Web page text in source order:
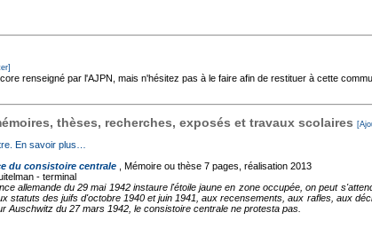
renseigné par l'AJPN, mais n'hésitez pas à le faire afin de restituer à cette
thèses, recherches, exposés et travaux scolaires
En savoir plus…
du consistoire centrale , Mémoire ou thèse 7 pages, réalisation 2013
- terminal
allemande du 29 mai 1942 instaure l'étoile jaune en zone occupée, on peut
statuts des juifs d'octobre 1940 et juin 1941, aux recensements, aux rafles, aux
Auschwitz du 27 mars 1942, le consistoire centrale ne protesta pas.